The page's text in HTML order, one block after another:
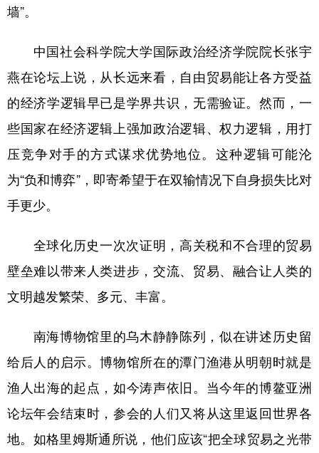
墙”。
中国社会科学院大学国际政治经济学院院长张宇
燕在论坛上说，从长远来看，自由贸易能让各方受益
的经济学逻辑早已是学界共识，无需验证。然而，一
些国家在经济逻辑上强加政治逻辑、权力逻辑，用打
压竞争对手的方式谋求优势地位。这种逻辑可能沦
为“负和博弈”，即寄希望于在双输情况下自身损失比对
手更少。
全球化历史一次次证明，高关税和不合理的贸易
壁垒难以带来人类进步，交流、贸易、融合让人类的
文明越发繁荣、多元、丰富。
南海博物馆里的乌木静静陈列，似在讲述历史留
给后人的启示。博物馆所在的潭门渔港从明朝时就是
渔人出海的起点，如今涛声依旧。当今年的博鳌亚洲
论坛年会结束时，参会的人们又将从这里返回世界各
地。如格里姆斯通所说，他们应该“把全球贸易之光带